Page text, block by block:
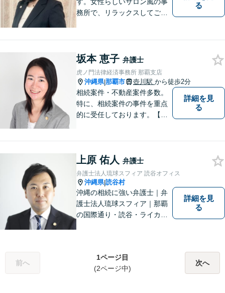
務所で、リラックスしてご相
る
坂本 恵子 弁護士
虎ノ門法律経済事務所 那覇支店
沖縄県|那覇市 壺川駅 から徒歩2分
相続案件・不動産案件多数。
特に、相続案件の事件を重点
的に受任しております。【初
働問題については、雇用主の
方からのご相談のみとさせて
いただいております。
詳細を見
る
上原 佑人 弁護士
弁護士法人琉球スフィア 読谷オフィス
沖縄県|読谷村
沖縄の相続に強い弁護士｜弁
護士法人琉球スフィア｜那覇
の国際通り・読谷・ライカム
にご連絡ください！
詳細を見
る
前へ
1ページ目
(2ページ中)
次へ